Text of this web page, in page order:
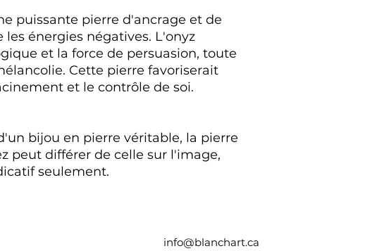
puissante pierre d'ancrage et de
énergies négatives. L'onyz
et la force de persuasion, toute
Cette pierre favoriserait
et le contrôle de soi.
bijou en pierre véritable, la pierre
peut différer de celle sur l'image,
seulement.
info@blanchart.ca